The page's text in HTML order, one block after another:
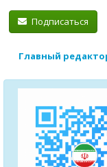
Подписаться
Главный